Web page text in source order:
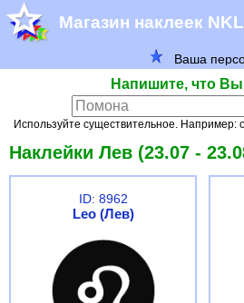
Магазин наклеек
Напишите, что
Используйте существительное. Например:
Наклейки Лев (23.07 -
ID: 8962
Leo (Лев)